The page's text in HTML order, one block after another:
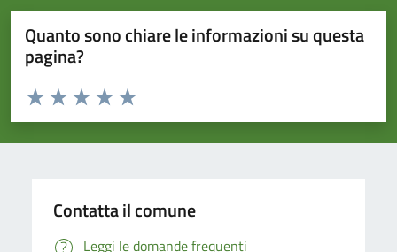
Quanto sono chiare le informazioni su questa
pagina?
Domanda
Valuta da 1 a 5 stelle la pagina
Valuta 5 stelle su 5
Valuta 4 stelle su 5
Valuta 3 stelle su 5
Valuta 2 stelle su 5
Valuta 1 stelle su 5
Contatta il comune
Leggi le domande frequenti